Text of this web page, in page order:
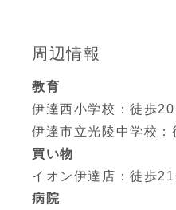
周辺情報
教育
伊達西小学校：徒歩
伊達市立光陵中学校
買い物
イオン伊達店：徒歩
病院